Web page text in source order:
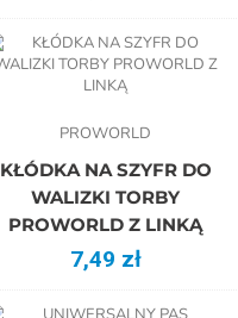
PROWORLD
KŁÓDKA NA SZYFR DO
WALIZKI TORBY
PROWORLD Z LINKĄ
7,49 zł